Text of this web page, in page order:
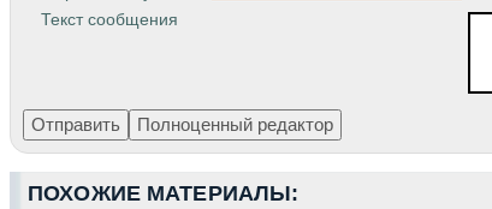
Текст сообщения
ПОХОЖИЕ МАТЕРИАЛЫ: